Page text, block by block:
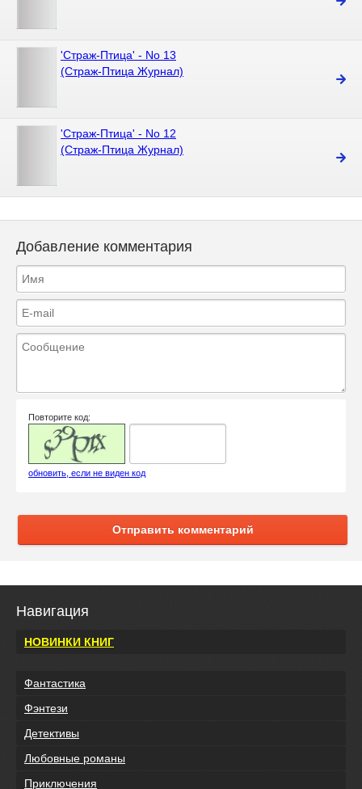
'Стpаж-Птица' - No 13
(Страж-Птица Журнал)
'Стpаж-Птица' - No 12
(Страж-Птица Журнал)
Добавление комментария
Повторите код:
обновить, если не виден код
Отправить комментарий
Навигация
НОВИНКИ КНИГ
Фантастика
Фэнтези
Детективы
Любовные романы
Приключения